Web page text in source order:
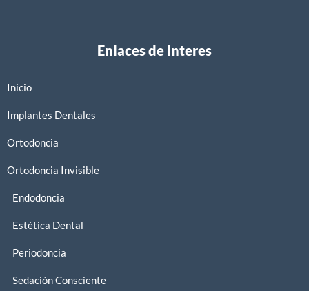
Enlaces de Interes
Inicio
Implantes Dentales
Ortodoncia
Ortodoncia Invisible
Endodoncia
Estética Dental
Periodoncia
Sedación Consciente